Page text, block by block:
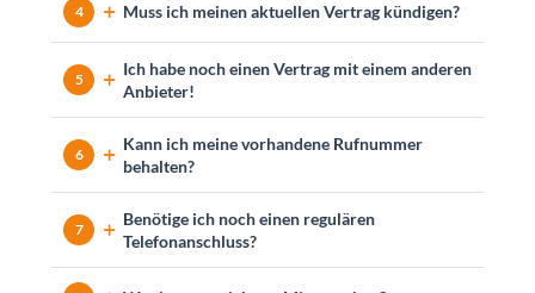
4 Muss ich meinen aktuellen Vertrag kündigen?
5
Ich habe noch einen Vertrag mit einem anderen
Anbieter!
6
Kann ich meine vorhandene Rufnummer
behalten?
7
Benötige ich noch einen regulären
Telefonanschluss?